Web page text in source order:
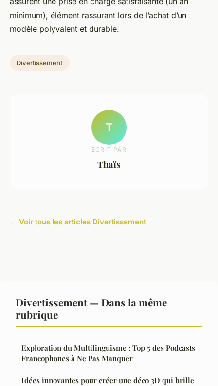
minimum), élément rassurant lors de l’achat d’un
modèle polyvalent et durable.
Divertissement
T
ECRIT PAR
Thaïs
← Voir tous les articles Divertissement
Divertissement — Dans la même
rubrique
Exploration du Multilinguisme : Top 5 des Podcasts
Francophones à Ne Pas Manquer
Idées innovantes pour créer une déco 3D qui brille